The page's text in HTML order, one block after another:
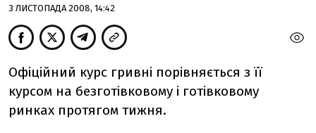
3 ЛИСТОПАДА 2008, 14:42
Офіційний курс гривні порівняється з її
курсом на безготівковому і готівковому
ринках протягом тижня.